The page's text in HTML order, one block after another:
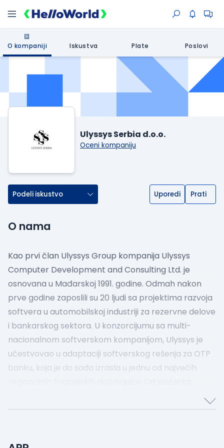
O kompaniji Iskustva Plate Poslovi
Ulyssys Serbia d.o.o.
Oceni kompaniju
Podeli iskustvo Uporedi Prati
O nama
Kao prvi član Ulyssys Group kompanija Ulyssys
Computer Development and Consulting Ltd. je
osnovana u Mađarskoj 1991. godine. Odmah nakon
prve godine zaposlili su 20 ljudi sa projektima razvoja
softvera u automobilskoj industriji za rezervne delove
i bankarskog sektora. U konzorcijumu sa multi-
nacionalnom softverskom kompanijom, Ulyssys je
učestvovao u adaptaciji softverskog rešenja za OTP
banku, koja je do sada izrasla u jednu od najvećih
2000-tih, Ulyssys je pridobio veliki deo od softverskog
tržišta javne administracije. Ulyssys je dostavio i